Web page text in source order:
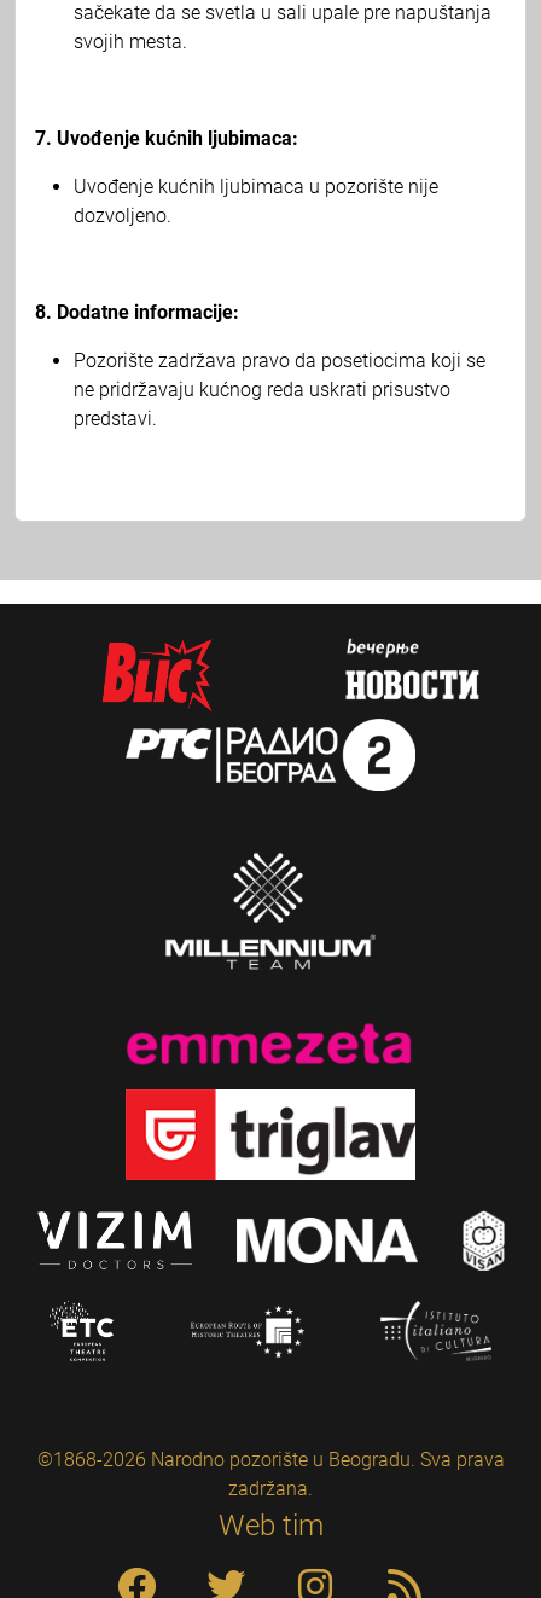
sačekate da se svetla u sali upale pre napuštanja
svojih mesta.
7. Uvođenje kućnih ljubimaca:
Uvođenje kućnih ljubimaca u pozorište nije
dozvoljeno.
8. Dodatne informacije:
Pozorište zadržava pravo da posetiocima koji se
ne pridržavaju kućnog reda uskrati prisustvo
predstavi.
©1868-2026 Narodno pozorište u Beogradu. Sva prava
zadržana.
Web tim